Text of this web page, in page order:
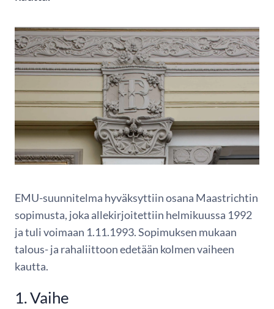
EMU-suunnitelma hyväksyttiin osana Maastrichtin
sopimusta, joka allekirjoitettiin helmikuussa 1992
ja tuli voimaan 1.11.1993. Sopimuksen mukaan
talous- ja rahaliittoon edetään kolmen vaiheen
kautta.
1. Vaihe